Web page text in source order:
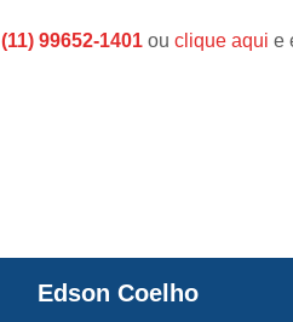
(11) 99652-1401 ou clique aqui e
Waldirene
Monteiro